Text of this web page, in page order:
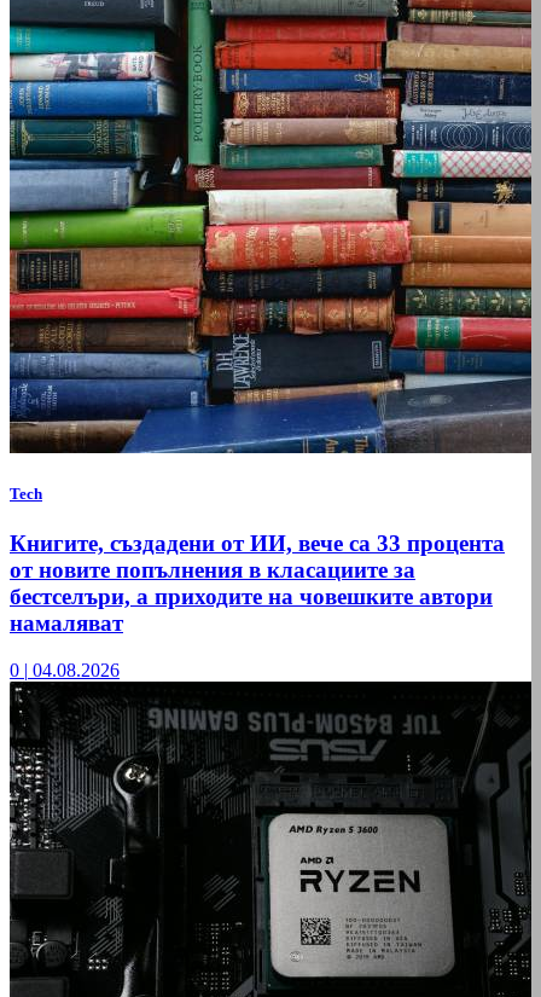
Tech
Книгите, създадени от ИИ, вече са 33 процента
от новите попълнения в класациите за
бестселъри, а приходите на човешките автори
намаляват
0 | 04.08.2026